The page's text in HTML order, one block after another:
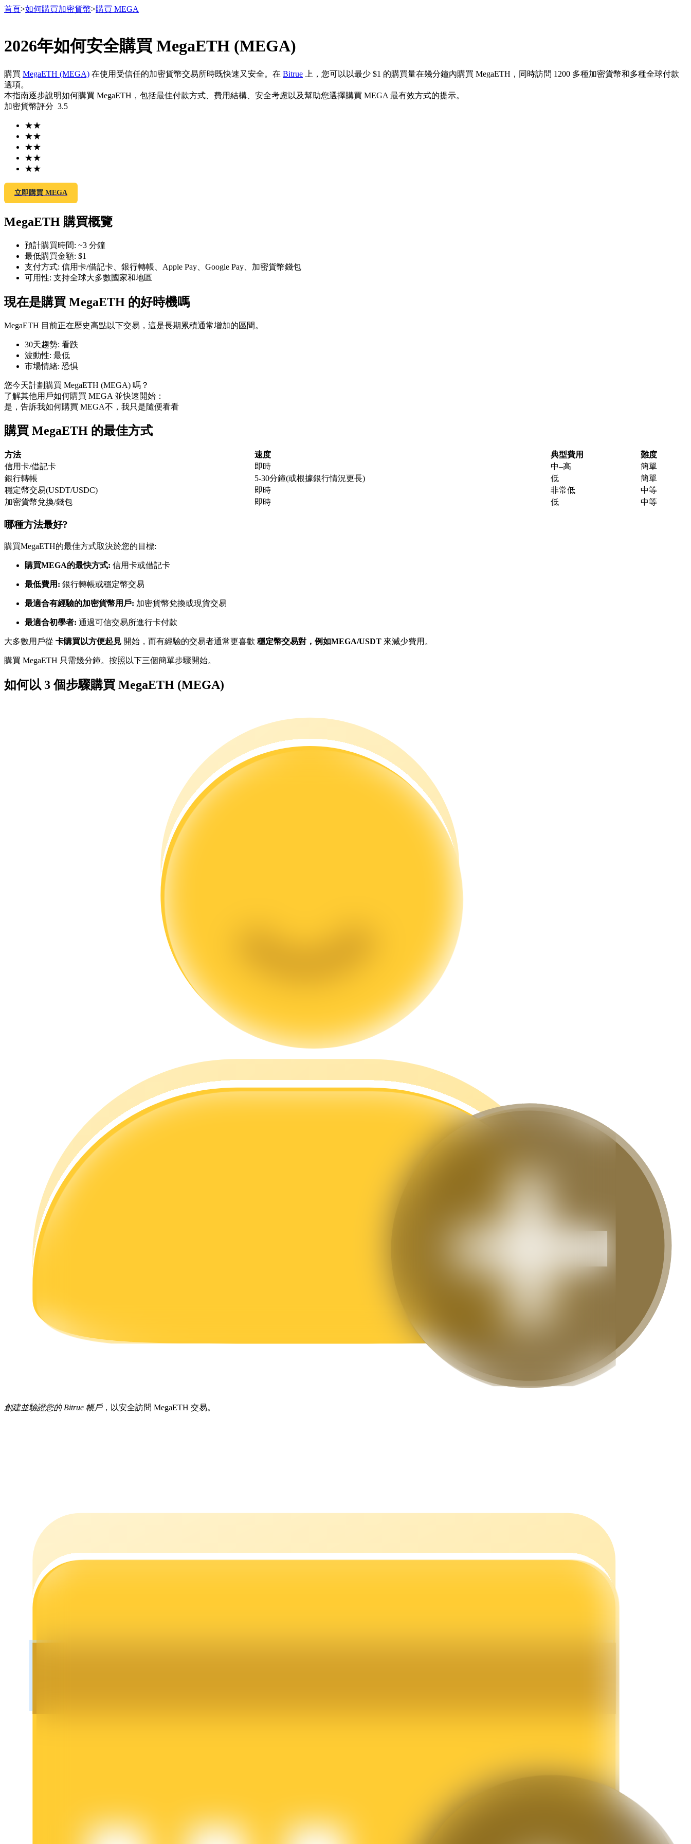
USDT永續
多種以USDT結算的永續合約
以數字貨幣為保證金的永續合約
TradFi
美股、外匯、貴金屬及大宗商品衍生性商品
USDC永續
多種以USDC結算的永續合約
跟單
與頂尖交易專家同行
學習如何保持盈利
增值寶
使您的資產穩定增值
Launchpool
活期質押獲得熱門資產
輕鬆獲得多重福利
首頁>如何購買加密貨幣>購買 MEGA
2026年如何安全購買 MegaETH (MEGA)
購買 MegaETH (MEGA) 在使用受信任的加密貨幣交易所時既快速又安全。在 Bitrue 上，您可以以最少 $1 的購買量在幾分鐘內購買 MegaETH，同時訪問 1200 多種加密貨幣和多種全球付款
選項。
本指南逐步說明如何購買 MegaETH，包括最佳付款方式、費用結構、安全考慮以及幫助您選擇購買 MEGA 最有效方式的提示。
加密貨幣評分 3.5
★★
★★
★★
★★
★★
立即購買 MEGA
MegaETH 購買概覽
預計購買時間: ~3 分鐘
最低購買金額: $1
支付方式: 信用卡/借記卡、銀行轉帳、Apple Pay、Google Pay、加密貨幣錢包
可用性: 支持全球大多數國家和地區
現在是購買 MegaETH 的好時機嗎
MegaETH 目前正在歷史高點以下交易，這是長期累積通常增加的區間。
30天趨勢: 看跌
波動性: 最低
市場情緒: 恐惧
您今天計劃購買 MegaETH (MEGA) 嗎？
了解其他用戶如何購買 MEGA 並快速開始：
是，告訴我如何購買 MEGA不，我只是隨便看看
購買 MegaETH 的最佳方式
方法 速度 典型費用
難度
信用卡/借記卡
即時 中–高
簡單
銀行轉帳
5-30分鐘(或根據銀行情況更長) 低
簡單
穩定幣交易(USDT/USDC)
即時 非常低
中等
加密貨幣兌換/錢包
即時 低 中等
哪種方法最好?
購買MegaETH的最佳方式取決於您的目標:
購買MEGA的最快方式: 信用卡或借記卡
最低費用: 銀行轉帳或穩定幣交易
最適合有經驗的加密貨幣用戶: 加密貨幣兌換或現貨交易
最適合初學者: 通過可信交易所進行卡付款
大多數用戶從 卡購買以方便起見 開始，而有經驗的交易者通常更喜歡 穩定幣交易對，例如MEGA/USDT 來減少費用。
購買 MegaETH 只需幾分鐘。按照以下三個簡單步驟開始。
如何以 3 個步驟購買 MegaETH (MEGA)
創建並驗證您的 Bitrue 帳戶，以安全訪問 MegaETH 交易。